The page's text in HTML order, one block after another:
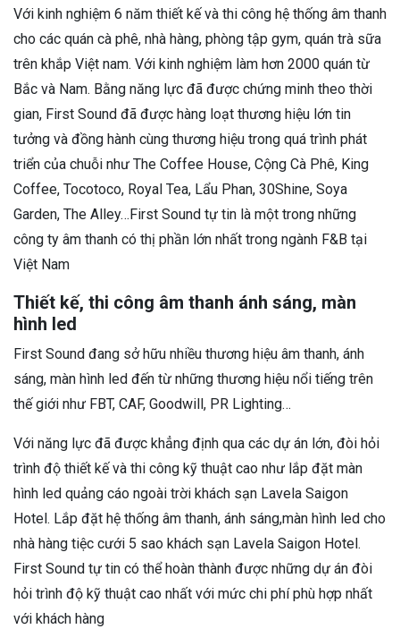
Với kinh nghiệm 6 năm thiết kế và thi công hệ thống âm thanh
cho các quán cà phê, nhà hàng, phòng tập gym, quán trà sữa
trên khắp Việt nam. Với kinh nghiệm làm hơn 2000 quán từ
Bắc và Nam. Bằng năng lực đã được chứng minh theo thời
gian, First Sound đã được hàng loạt thương hiệu lớn tin
tưởng và đồng hành cùng thương hiệu trong quá trình phát
triển của chuỗi như The Coffee House, Cộng Cà Phê, King
Coffee, Tocotoco, Royal Tea, Lẩu Phan, 30Shine, Soya
Garden, The Alley…First Sound tự tin là một trong những
công ty âm thanh có thị phần lớn nhất trong ngành F&B tại
Việt Nam
Thiết kế, thi công âm thanh ánh sáng, màn
hình led
First Sound đang sở hữu nhiều thương hiệu âm thanh, ánh
sáng, màn hình led đến từ những thương hiệu nổi tiếng trên
thế giới như FBT, CAF, Goodwill, PR Lighting…
Với năng lực đã được khẳng định qua các dự án lớn, đòi hỏi
trình độ thiết kế và thi công kỹ thuật cao như lắp đặt màn
hình led quảng cáo ngoài trời khách sạn Lavela Saigon
Hotel. Lắp đặt hệ thống âm thanh, ánh sáng,màn hình led cho
nhà hàng tiệc cưới 5 sao khách sạn Lavela Saigon Hotel.
First Sound tự tin có thể hoàn thành được những dự án đòi
hỏi trình độ kỹ thuật cao nhất với mức chi phí phù hợp nhất
với khách hàng